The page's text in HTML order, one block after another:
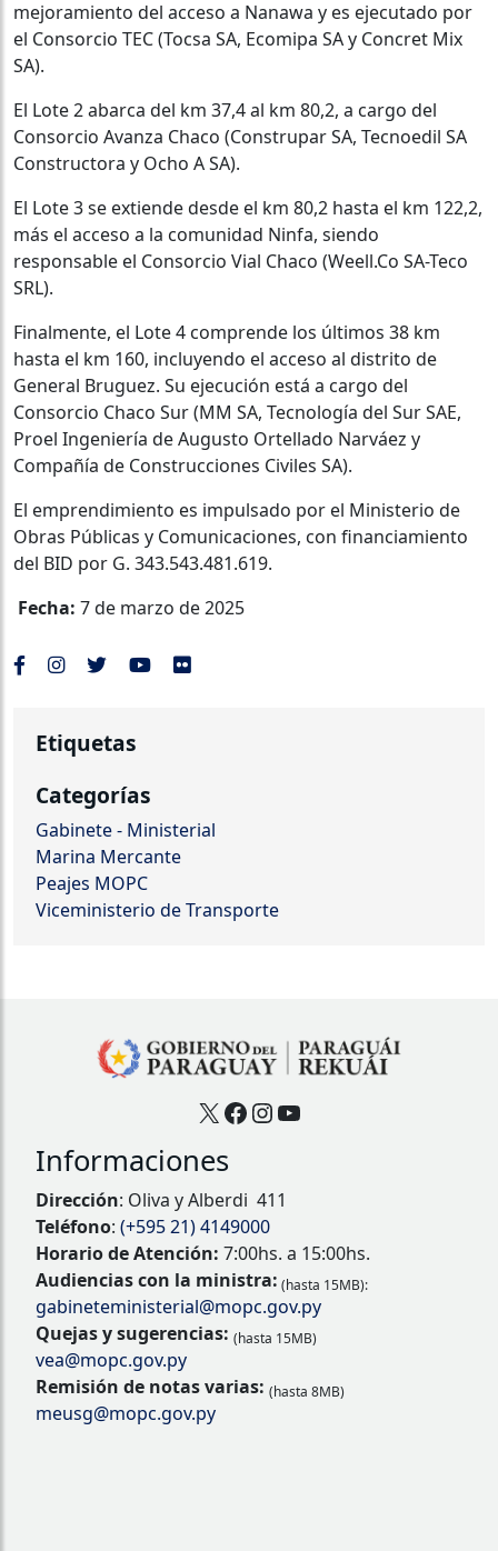
mejoramiento del acceso a Nanawa y es ejecutado por
el Consorcio TEC (Tocsa SA, Ecomipa SA y Concret Mix
SA).
El Lote 2 abarca del km 37,4 al km 80,2, a cargo del
Consorcio Avanza Chaco (Construpar SA, Tecnoedil SA
Constructora y Ocho A SA).
El Lote 3 se extiende desde el km 80,2 hasta el km 122,2,
más el acceso a la comunidad Ninfa, siendo
responsable el Consorcio Vial Chaco (Weell.Co SA-Teco
SRL).
Finalmente, el Lote 4 comprende los últimos 38 km
hasta el km 160, incluyendo el acceso al distrito de
General Bruguez. Su ejecución está a cargo del
Consorcio Chaco Sur (MM SA, Tecnología del Sur SAE,
Proel Ingeniería de Augusto Ortellado Narváez y
Compañía de Construcciones Civiles SA).
El emprendimiento es impulsado por el Ministerio de
Obras Públicas y Comunicaciones, con financiamiento
del BID por G. 343.543.481.619.
Fecha: 7 de marzo de 2025
Etiquetas
Categorías
Gabinete - Ministerial
Marina Mercante
Peajes MOPC
Viceministerio de Transporte
X Facebook
Instagram
YouTube
Informaciones
Dirección: Oliva y Alberdi 411
Teléfono: (+595 21) 4149000
Horario de Atención: 7:00hs. a 15:00hs.
Audiencias con la ministra: (hasta 15MB):
gabineteministerial@mopc.gov.py
Quejas y sugerencias: (hasta 15MB)
vea@mopc.gov.py
Remisión de notas varias: (hasta 8MB)
meusg@mopc.gov.py